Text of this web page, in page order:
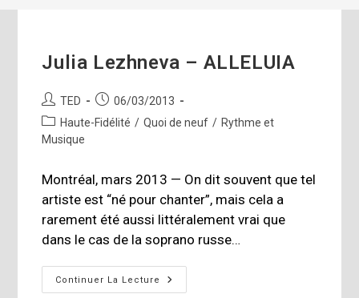
Julia Lezhneva – ALLELUIA
Auteur/autrice
de
la
publication :
TED
Publication
publiée :
06/03/2013
Post
category:
Haute-Fidélité / Quoi de neuf / Rythme et
Musique
Montréal, mars 2013 — On dit souvent que tel
artiste est “né pour chanter”, mais cela a
rarement été aussi littéralement vrai que
dans le cas de la soprano russe…
Continuer La Lecture
Julia
Lezhneva